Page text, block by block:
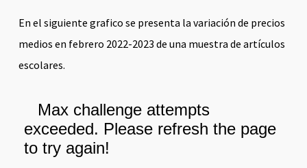
En el siguiente grafico se presenta la variación de precios
medios en febrero 2022-2023 de una muestra de artículos
escolares.